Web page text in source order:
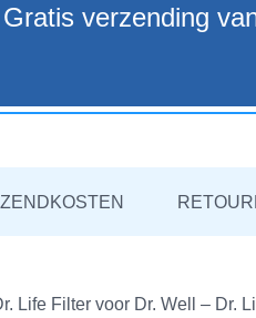
verzending
Life Filter voor Dr. Well –